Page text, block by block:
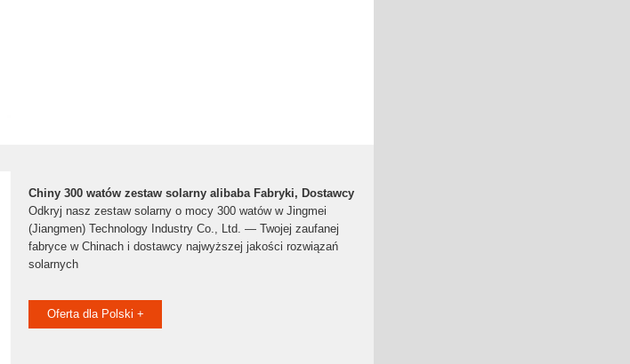
Chiny 300 watów zestaw solarny alibaba Fabryki, Dostawcy
Odkryj nasz zestaw solarny o mocy 300 watów w Jingmei
(Jiangmen) Technology Industry Co., Ltd. — Twojej zaufanej
fabryce w Chinach i dostawcy najwyższej jakości rozwiązań
solarnych
Oferta dla Polski +